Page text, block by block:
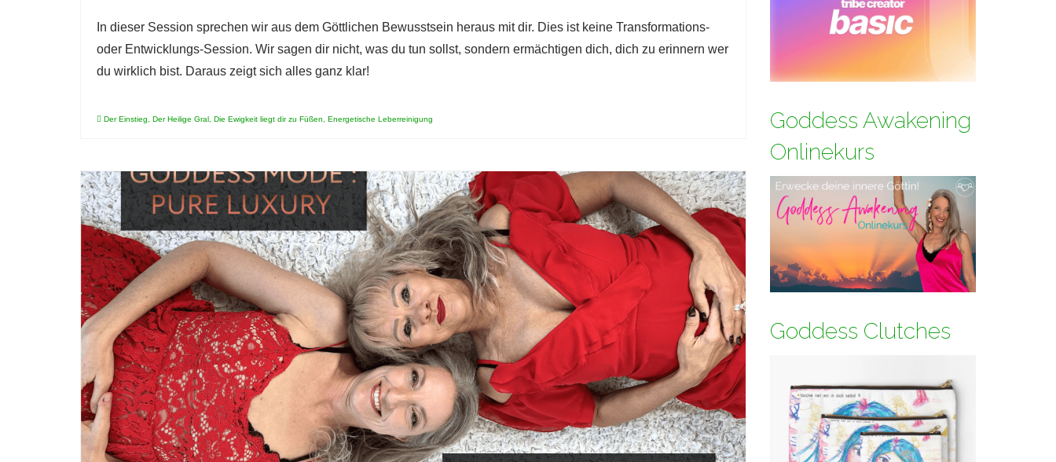
In dieser Session sprechen wir aus dem Göttlichen Bewusstsein heraus mit dir. Dies ist keine Transformations-
oder Entwicklungs-Session. Wir sagen dir nicht, was du tun sollst, sondern ermächtigen dich, dich zu erinnern wer
du wirklich bist. Daraus zeigt sich alles ganz klar!
Der Einstieg Der Heilige Gral Die Ewigkeit liegt dir zu Füßen Energetische Leberreinigung
Goddess Awakening
Onlinekurs
Goddess Clutches